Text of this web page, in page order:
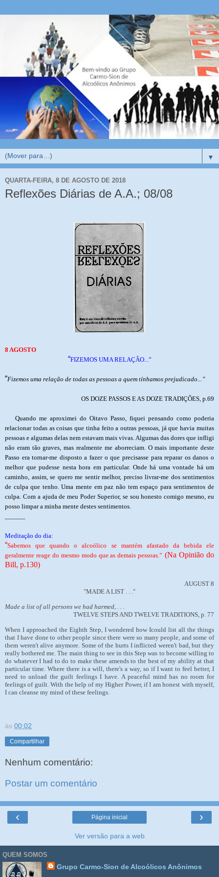
▼
QUARTA-FEIRA, 8 DE AGOSTO DE 2018
Reflexões Diárias de A.A.; 08/08
8 AGOSTO
“FIZEMOS UMA RELAÇÃO...”
“Fizemos uma relação de todas as pessoas a quem tínhamos prejudicado...”
OS DOZE PASSOS E AS DOZE TRADIÇÕES, p.69
Quando me aproximei do Oitavo Passo, fiquei pensando como poderia
relacionar todas as coisas que tinha feito a outras pessoas, já que havia muitas
pessoas e algumas delas nem estavam mais vivas. Algumas das dores que infligi
não eram tão graves, mas realmente me aborreciam. O mais importante deste
Passo era tornar-me disposto a fazer o que precisasse para reparar os danos o
melhor que pudesse nesta hora em particular. Onde há uma vontade há um
caminho, assim, se quero me sentir melhor, preciso livrar-me dos sentimentos
de culpa que tenho. Uma mente em paz não tem espaço para sentimentos de
culpa. Com a ajuda de meu Poder Superior, se sou honesto comigo mesmo, eu
posso limpar a minha mente destes sentimentos.
Meditação do dia:
“Sabemos que quando o alcoólico se mantém afastado da bebida ele
geralmente reage do mesmo modo que as demais pessoas.” (Na Opinião do
Bill, p.130)
AUGUST 8
"MADE A LIST . . ."
Made a list of all persons we had harmed, . . .
TWELVE STEPS AND TWELVE TRADITIONS, p. 77
When I approached the Eighth Step, I wondered how Icould list all the things
that I have done to other people since there were so many people, and some of
them weren't alive anymore. Some of the hurts I inflicted weren't bad, but they
really bothered me. The main thing to see in this Step was to become willing to
do whatever I had to do to make these amends to the best of my ability at that
particular time. Where there is a will, there's a way, so if I want to feel better, I
need to unload the guilt feelings I have. A peaceful mind has no room for
feelings of guilt. With the help of my Higher Power, if I am honest with myself,
I can cleanse my mind of these feelings.
às 00:02
Compartilhar
Nenhum comentário:
Postar um comentário
‹ ›
Página inicial
Ver versão para a web
QUEM SOMOS
Grupo Carmo-Sion de Alcoólicos Anônimos